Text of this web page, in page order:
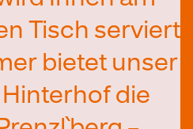
Tisch serviert
bietet unser
die